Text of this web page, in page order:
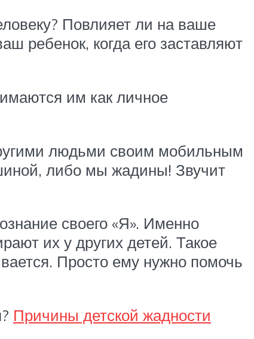
Повлияет ли на ваше
ребенок, когда его заставляют
им как личное
людьми своим мобильным
либо мы жадины! Звучит
своего «Я». Именно
их у других детей. Такое
Просто ему нужно помочь
Причины детской жадности